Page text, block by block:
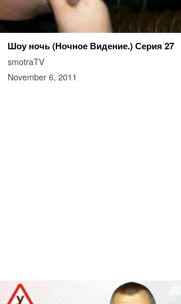
Шоу ночь (Ночное Видение.) Серия 27
smotraTV
November 6, 2011